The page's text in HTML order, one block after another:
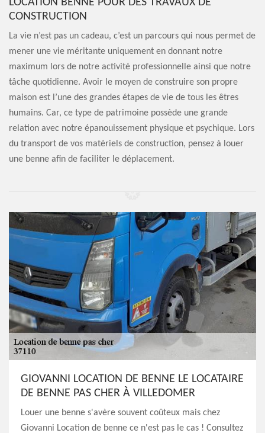
LOCATION BENNE POUR DES TRAVAUX DE
CONSTRUCTION
La vie n’est pas un cadeau, c’est un parcours qui nous permet de
mener une vie méritante uniquement en donnant notre
maximum lors de notre activité professionnelle ainsi que notre
tâche quotidienne. Avoir le moyen de construire son propre
maison est l’une des grandes étapes de vie de tous les êtres
humains. Car, ce type de patrimoine possède une grande
relation avec notre épanouissement physique et psychique. Lors
du transport de vos matériels de construction, pensez à louer
une benne afin de faciliter le déplacement.
GIOVANNI LOCATION DE BENNE LE LOCATAIRE
DE BENNE PAS CHER À VILLEDOMER
Louer une benne s'avère souvent coûteux mais chez
Giovanni Location de benne ce n'est pas le cas ! Consultez